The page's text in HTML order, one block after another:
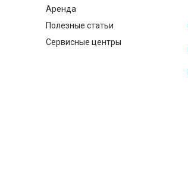
Аренда
Полезные статьи
Сервисные центры